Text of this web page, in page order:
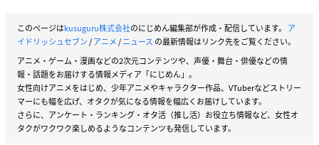
このページはkusuguru株式会社のにじめん編集部が作成・配信しています。 ア
イドリッシュセブン/アニメ/ニュース の最新情報はリンク先をご覧ください。
アニメ・ゲーム・漫画などの2次元コンテンツや、声優・舞台・俳優などの情
報・話題をお届けする情報メディア「にじめん」。
女性向けアニメをはじめ、少年アニメやキャラクター作品、VTuberなどストリー
マーにも幅を広げ、オタクが気になる情報を幅広くお届けしています。
さらに、アンケート・ランキング・オタ活（推し活）お役立ち情報など、女性オ
タクがワクワク楽しめるようなコンテンツも発信しています。